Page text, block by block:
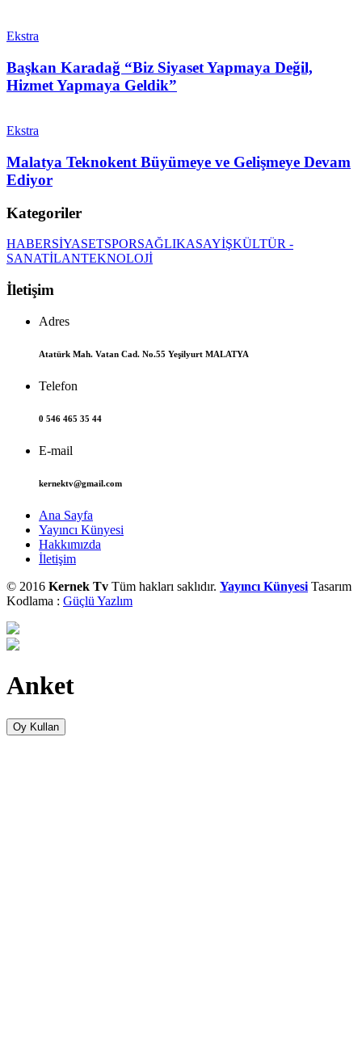
Ekstra
Başkan Karadağ “Biz Siyaset Yapmaya Değil,
Hizmet Yapmaya Geldik”
Ekstra
Malatya Teknokent Büyümeye ve Gelişmeye Devam
Ediyor
Kategoriler
HABERSİYASETSPORSAĞLIKASAYİŞKÜLTÜR -
SANATİLANTEKNOLOJİ
İletişim
Adres
Atatürk Mah. Vatan Cad. No.55 Yeşilyurt MALATYA
Telefon
0 546 465 35 44
E-mail
kernektv@gmail.com
Ana Sayfa
Yayıncı Künyesi
Hakkımızda
İletişim
© 2016 Kernek Tv Tüm hakları saklıdır. Yayıncı Künyesi Tasarım
Kodlama : Güçlü Yazlım
Anket